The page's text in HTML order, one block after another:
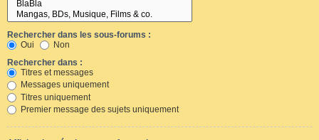
Rechercher dans les sous-forums :
Oui
Non
Rechercher dans :
Titres et messages
Messages uniquement
Titres uniquement
Premier message des sujets uniquement